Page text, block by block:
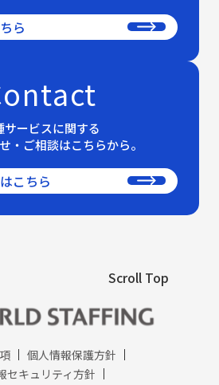
ら
サービスに関する
・ご相談はこちらから。
こちら
Scroll Top
個人情報保護方針
セキュリティ方針